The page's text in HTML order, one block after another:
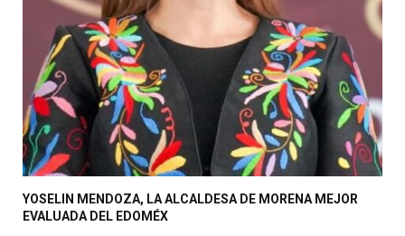
YOSELIN MENDOZA, LA ALCALDESA DE MORENA MEJOR
EVALUADA DEL EDOMÉX